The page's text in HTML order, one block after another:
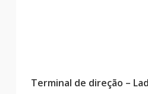
Terminal de direção –